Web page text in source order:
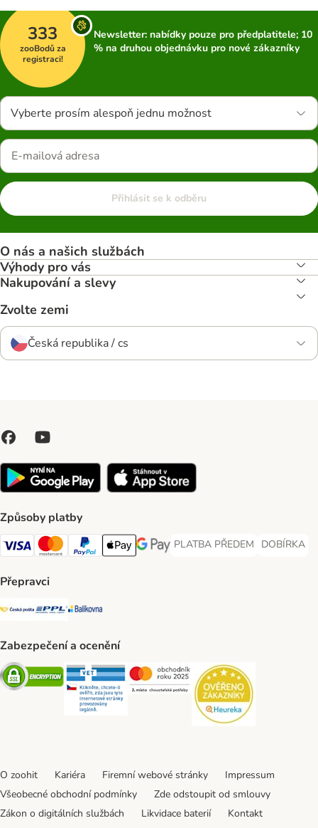
333
zooBodů za
registraci!
Newsletter: nabídky pouze pro předplatitele; 10
% na druhou objednávku pro nové zákazníky
Vyberte prosím alespoň jednu možnost
Přihlásit se k odběru
O nás a našich službách
Výhody pro vás
Nakupování a slevy
Zvolte zemi
Česká republika / cs
Způsoby platby
Visa Payment Method
Mastercard Payment Method
PayPal Payment Method
Apple pay Payment Method
GooglePay Payment Method
PLATBA PŘEDEM
PLATBA PŘEDEM Payment
DOBÍRKA
DOBÍRKA
Přepravci
Česká pošta Shipping Method
PPL Shipping Method
Balíkovna Shipping Method
Zabezpečení a ocenění
Security Security Security
O zoohit Kariéra Firemní webové stránky
Impressum
Všeobecné obchodní podmínky
Zde odstoupit od smlouvy
Zákon o digitálních službách
Likvidace baterií
Kontakt